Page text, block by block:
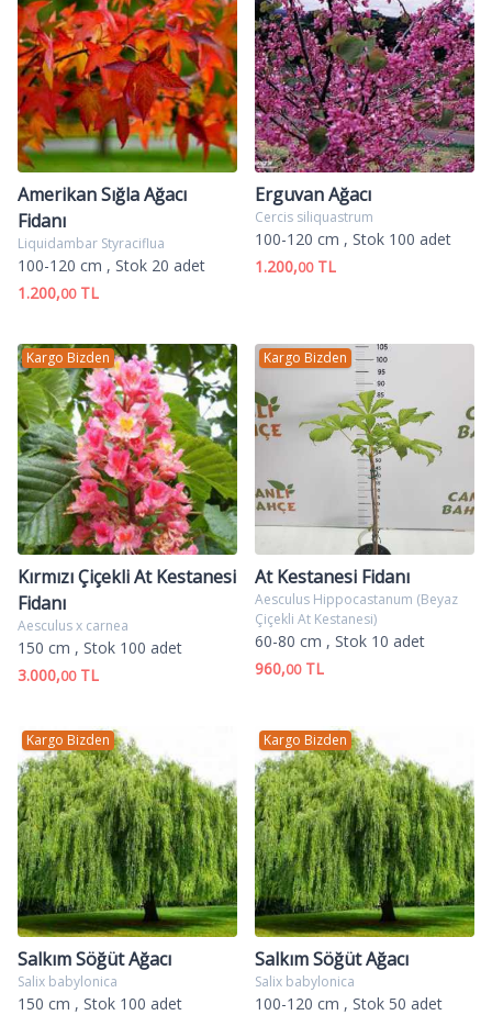
Amerikan Sığla Ağacı
Fidanı
Liquidambar Styraciflua
100-120 cm , Stok 20 adet
1.200,00TL
Erguvan Ağacı
Cercis siliquastrum
100-120 cm , Stok 100 adet
1.200,00TL
Kargo Bizden
Kırmızı Çiçekli At Kestanesi
Fidanı
Aesculus x carnea
150 cm , Stok 100 adet
3.000,00TL
Kargo Bizden
At Kestanesi Fidanı
Aesculus Hippocastanum (Beyaz
Çiçekli At Kestanesi)
60-80 cm , Stok 10 adet
960,00TL
Kargo Bizden
Salkım Söğüt Ağacı
Salix babylonica
150 cm , Stok 100 adet
Kargo Bizden
Salkım Söğüt Ağacı
Salix babylonica
100-120 cm , Stok 50 adet